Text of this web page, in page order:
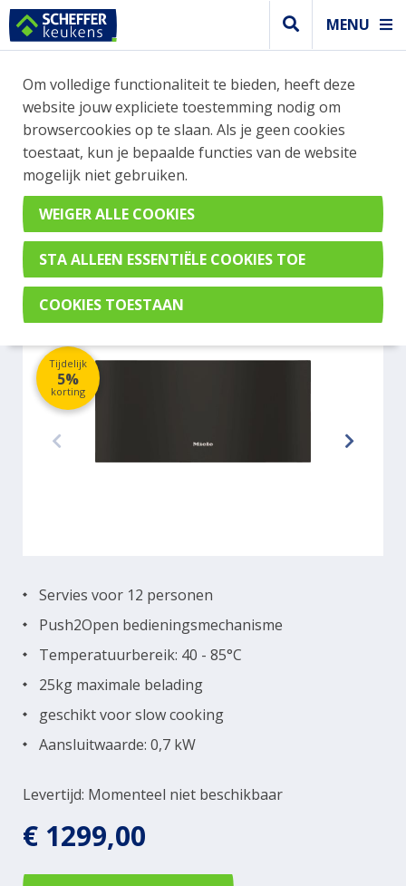
MENU
WEBSHOP BESTELLINGEN
Je kan tijdelijk geen bestelling plaatsen. Wil je je
vast oriënteren? Vergelijk eenvoudig apparaten
en merken met elkaar. Klik hier voor meer
informatie.
Overig
MIELE ESW7020OBSW
Tijdelijk
5%
korting
Levertijd: Momenteel niet beschikbaar
Servies voor 12 personen
Push2Open bedieningsmechanisme
Temperatuurbereik: 40 - 85°C
25kg maximale belading
geschikt voor slow cooking
Aansluitwaarde: 0,7 kW
€ 1299,00
Om volledige functionaliteit te bieden, heeft deze
website jouw expliciete toestemming nodig om
browsercookies op te slaan. Als je geen cookies
toestaat, kun je bepaalde functies van de website
mogelijk niet gebruiken.